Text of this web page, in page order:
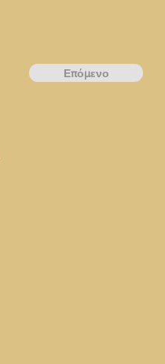
Επόμενο